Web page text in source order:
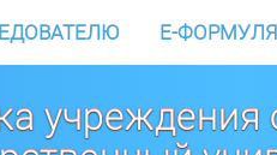
E-
учреждения